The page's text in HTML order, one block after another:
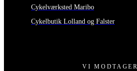
Cykelværksted Maribo
Cykelbutik Lolland og Falster
VI MODTAGER